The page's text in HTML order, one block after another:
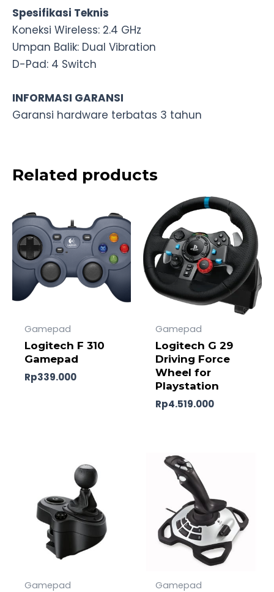
Spesifikasi Teknis
Koneksi Wireless: 2.4 GHz
Umpan Balik: Dual Vibration
D-Pad: 4 Switch
INFORMASI GARANSI
Garansi hardware terbatas 3 tahun
Related products
Gamepad
Logitech F 310
Gamepad
Rp339.000
Gamepad
Logitech G 29
Driving Force
Wheel for
Playstation
Rp4.519.000
Gamepad
Gamepad